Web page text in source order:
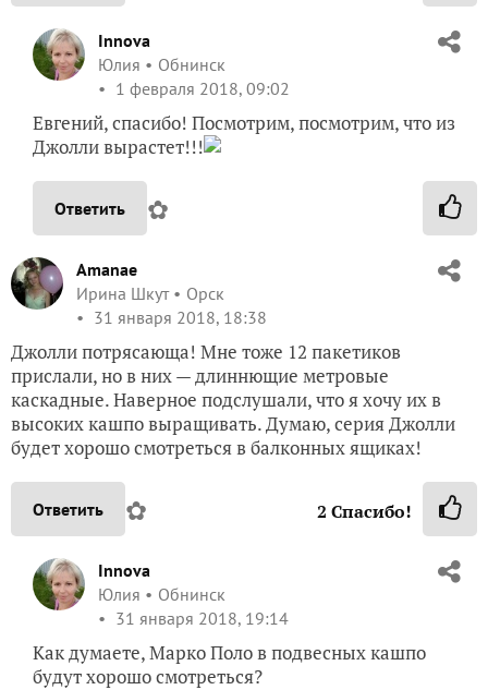
Innova
Юлия
Обнинск
1 февраля 2018, 09:02
Евгений, спасибо! Посмотрим, посмотрим, что из
Джолли вырастет!!!
Ответить ✿
Amanae
Ирина Шкут
Орск
31 января 2018, 18:38
Джолли потрясающа! Мне тоже 12 пакетиков
прислали, но в них — длиннющие метровые
каскадные. Наверное подслушали, что я хочу их в
высоких кашпо выращивать. Думаю, серия Джолли
будет хорошо смотреться в балконных ящиках!
Ответить ✿ 2 Спасибо!
Innova
Юлия
Обнинск
31 января 2018, 19:14
Как думаете, Марко Поло в подвесных кашпо
будут хорошо смотреться?